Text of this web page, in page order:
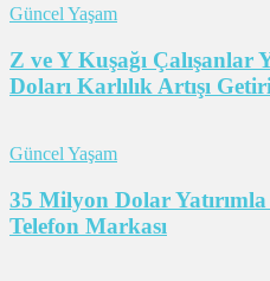
Güncel Yaşam
Z ve Y Kuşağı Çalışanlar
Doları Karlılık Artışı
Güncel Yaşam
35 Milyon Dolar
Telefon Markası